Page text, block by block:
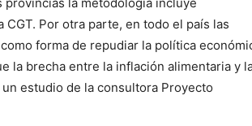
Por otra parte, en todo el país las
forma de repudiar la política
la brecha entre la inflación alimentaria y
estudio de la consultora Proyecto